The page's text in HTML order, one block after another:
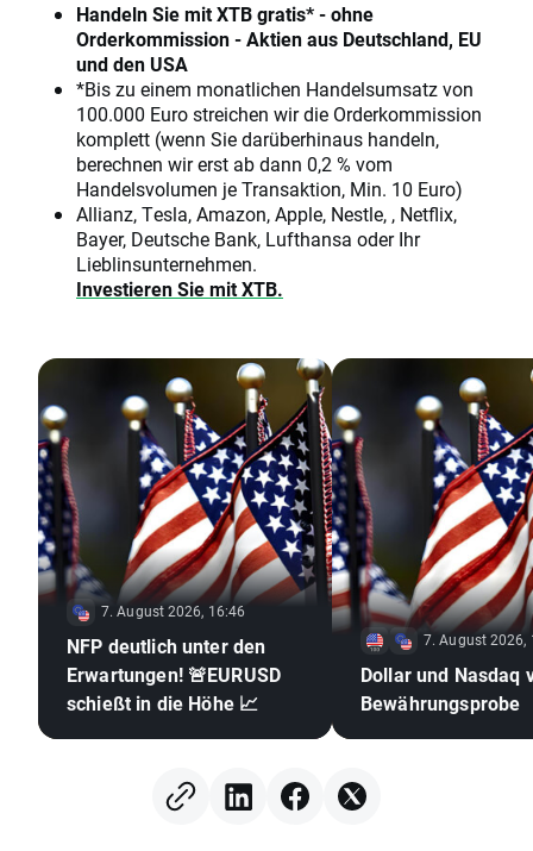
Handeln Sie mit XTB gratis* - ohne
Orderkommission - Aktien aus Deutschland, EU
und den USA
*Bis zu einem monatlichen Handelsumsatz von
100.000 Euro streichen wir die Orderkommission
komplett (wenn Sie darüberhinaus handeln,
berechnen wir erst ab dann 0,2 % vom
Handelsvolumen je Transaktion, Min. 10 Euro)
Allianz, Tesla, Amazon, Apple, Nestle, , Netflix,
Bayer, Deutsche Bank, Lufthansa oder Ihr
Lieblinsunternehmen.
Investieren Sie mit XTB.
7. August 2026, 16:46
NFP deutlich unter den
Erwartungen! 🚨EURUSD
schießt in die Höhe 📈
7. August 2026,
Dollar und Nasdaq
Bewährungsprobe